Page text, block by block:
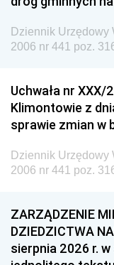
Dziennik Urzędowy
2006 nr 441 poz.
Uchwała nr XXX/
Klimontowie z
sprawie zmian w
Dziennik Urzędowy
2006 nr 441 poz.
ZARZĄDZENIE
DZIEDZICTWA
sierpnia 2026 r.